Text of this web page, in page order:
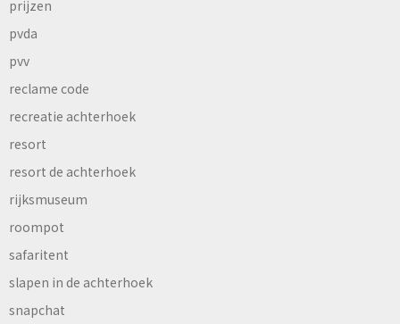
prijzen
pvda
pvv
reclame code
recreatie achterhoek
resort
resort de achterhoek
rijksmuseum
roompot
safaritent
slapen in de achterhoek
snapchat